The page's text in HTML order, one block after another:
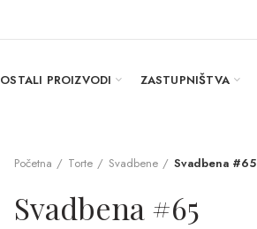
OSTALI PROIZVODI ZASTUPNIŠTVA
Početna Torte Svadbene Svadbena #65
Svadbena #65